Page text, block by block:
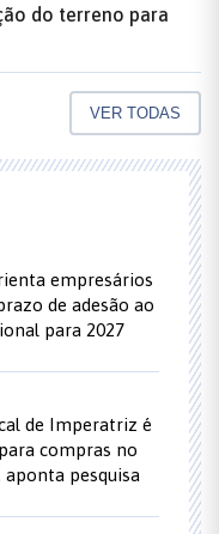
do terreno para
VER TODAS
empresários
de adesão ao
para 2027
de Imperatriz é
compras no
aponta pesquisa